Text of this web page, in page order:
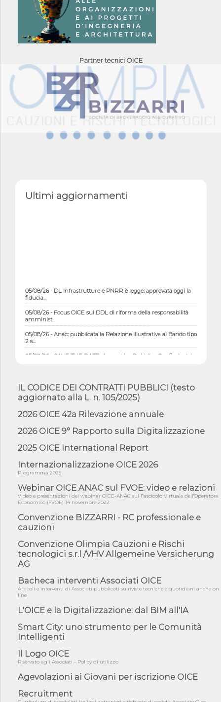
Partner tecnici OICE
Ultimi aggiornamenti
05/08/26 - DL Infrastrutture e PNRR è legge: approvata oggi la
fiducia...
05/08/26 - Focus OICE sul DDL di riforma della responsabilità
amminist...
05/08/26 - Anac: pubblicata la Relazione illustrativa al Bando tipo
2 s...
05/08/26 - SAVE THE DATE: Assemblea Pubblica Confindustria
05/08/26 - Lettera OICE per il bando della Giunta Regionale della
Campa...
04/08/26 - DL PA: previste cancellazioni da elenchi professionisti
COP31, An...
04/08/26 - CdS, project financing: progetto di fattibilità da
impugnar...
04/08/26 - Rapporto Anac corruzione 2020-2026: procedimenti
penali per ...
04/08/26 - CdS: partecipazione alla gara non equivale ad
04/08/26 - DL Infrastrutture approvato alla Camera, passa ora al
03/08/26 - TAR Piemonte: RUP può avvalersi di consulente
esterno per v...
aggiudicazioni e...
03/08/26 - Conferenza Obiettivo Export: Imprese e Territori del
Centro ...
03/08/26 - TAR Sicilia: raggruppate devono possedere requisiti
03/08/26 - TAR Lazio - Latina: omesso sopralluogo obbligatorio
non può...
03/08/26 - Investimenti stradali nei piccoli Comuni: dal MIT
ulteriori ...
31/07/26 - On line il testo integrale della Rilevazione annuale
31/07/26 - MASE: approvata la nuova guida operativa dei
IL CODICE DEI CONTRATTI PUBBLICI (testo
aggiornato alla L. n. 105/2025)
2026 OICE 42a Rilevazione annuale
2026 OICE 9° Rapporto sulla Digitalizzazione
2025 OICE International Report
Internazionalizzazione OICE 2026
Programma 2025
Webinar OICE ANAC sul FVOE: video e relazioni
Video e presentazioni del webinar OICE-ANAC sul Fascicolo Virtuale dell'Operatore
Economico (FVOE) 14 novembre 2022
Convenzione BIZZARRI - RC professionale e
cauzioni
Convenzione Olimpia Cauzioni e Rischi
tecnologici s.r.l /VHV Allgemeine Versicherung
AG
Bacheca interventi Associati OICE
Articoli e interventi di Associati pubblicati su riviste tecniche e quotidiani anche on
line
L'OICE e la Digitalizzazione: dal BIM all'IA
Smart City: uno strumento per le Comunità
Intelligenti
Il Logo OICE
Riservato agli Associati - Policy di utilizzo
Agevolazioni ai Giovani per iscrizione OICE
Recruitment